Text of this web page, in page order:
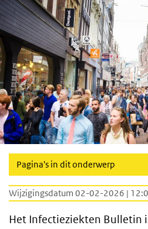
Pagina's in dit onderwerp
Wijzigingsdatum 02-02-2026 |
Het Infectieziekten Bulletin